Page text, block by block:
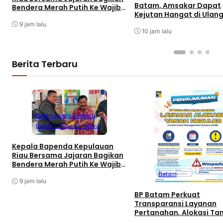
Bendera Merah Putih Ke Wajib
Kantor Samsat
9 jam lalu
Batam, Amsakar Dapat
Kejutan Hangat di
10 jam lalu
Berita Terbaru
BatamBerita Terbaru
Berita UtamaPeristiwa
Kepala Bapenda Kepulauan
Riau Bersama Jajaran Bagikan
Bendera Merah Putih Ke Wajib
Kantor Samsat
9 jam lalu
Batam
BP Batam Perkuat
Transparansi Layanan
Pertanahan, Alokasi